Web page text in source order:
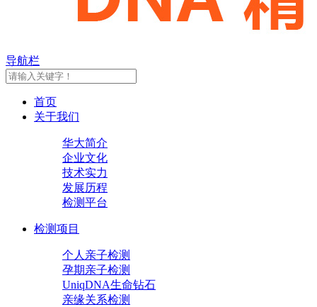
导航栏
首页
关于我们
华大简介
企业文化
技术实力
发展历程
检测平台
检测项目
个人亲子检测
孕期亲子检测
UniqDNA生命钻石
亲缘关系检测